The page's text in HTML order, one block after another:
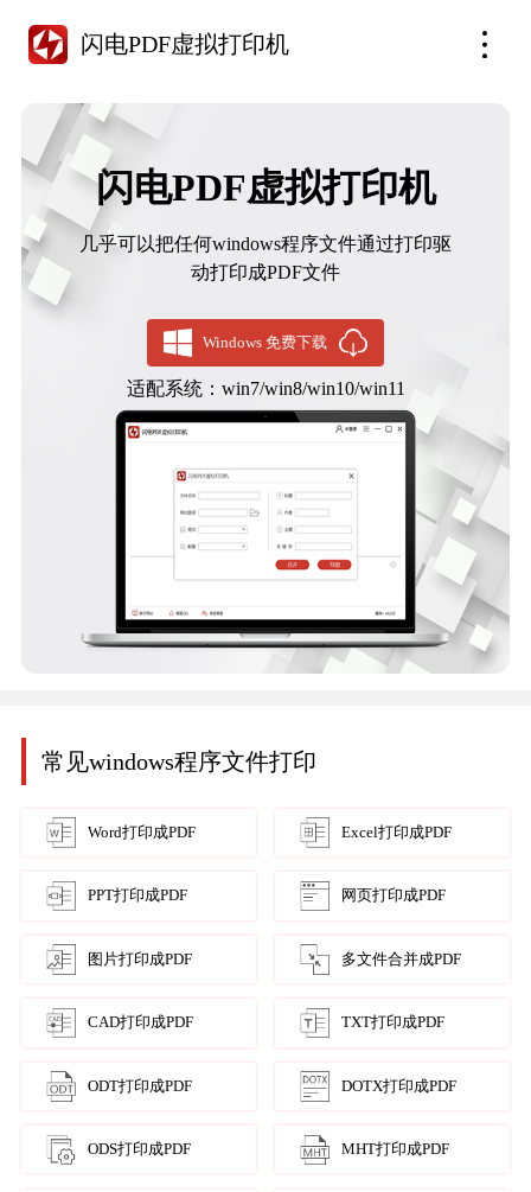
闪电PDF虚拟打印机
闪电PDF虚拟打印机
几乎可以把任何windows程序文件通过打印驱
动打印成PDF文件
Windows 免费下载
适配系统：win7/win8/win10/win11
常见windows程序文件打印
Word打印成PDF Excel打印成PDF
PPT打印成PDF 网页打印成PDF
图片打印成PDF 多文件合并成PDF
CAD打印成PDF TXT打印成PDF
ODT打印成PDF DOTX打印成PDF
ODS打印成PDF MHT打印成PDF